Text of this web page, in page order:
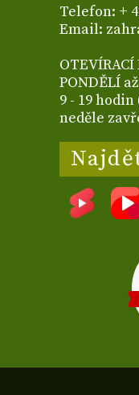
Telefon: +
Email:
OTEVÍRACÍ
PONDĚLÍ
9 - 19
neděle